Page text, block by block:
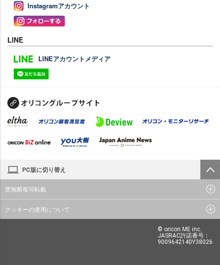
Instagramアカウント
LINE
LINEアカウントメディア
PC版に切り替え
禁無断複写転載
クッキーの使用について
© oricon ME inc.
JASRAC許諾番号：
9009642140Y38026